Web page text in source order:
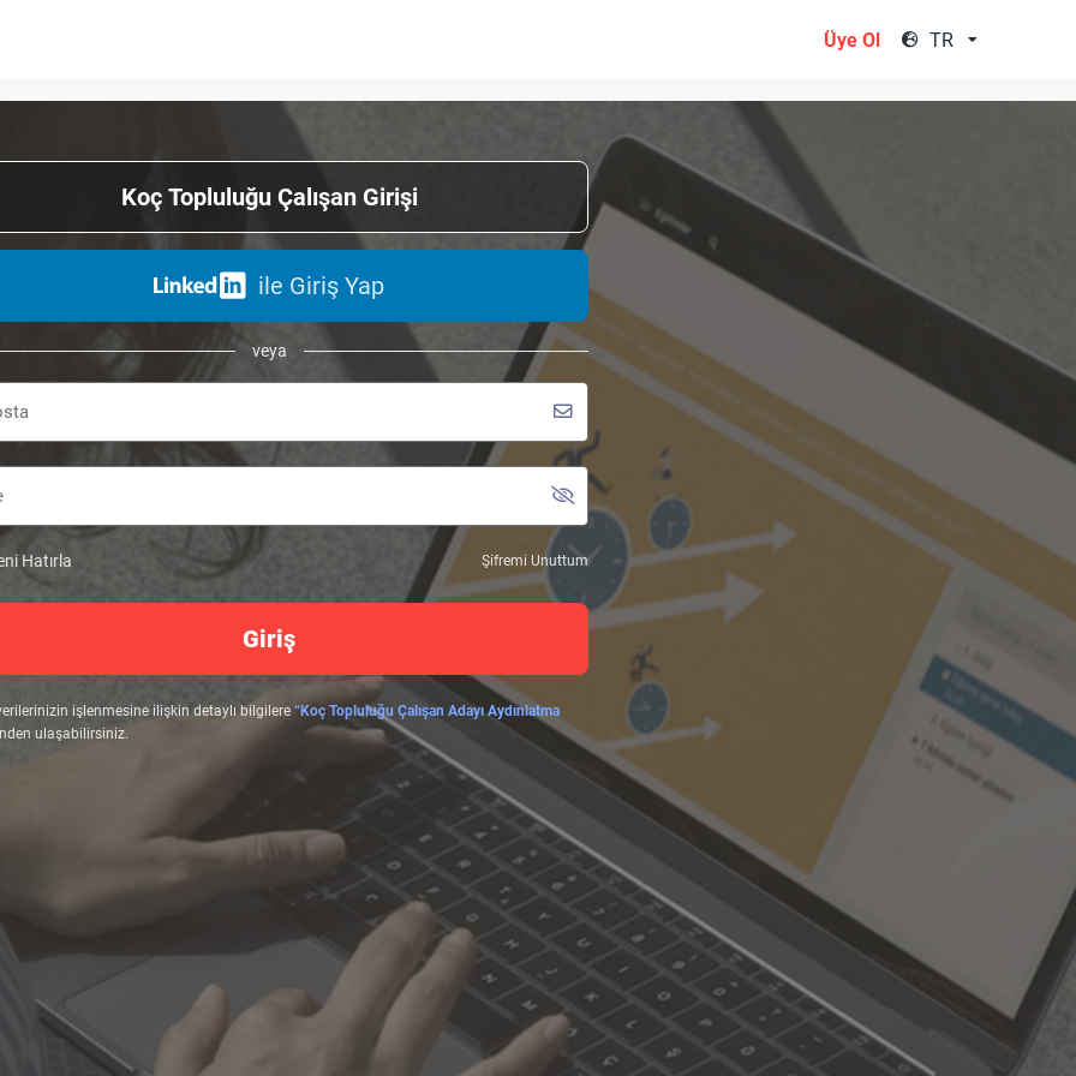
Üye Ol TR
Koç Topluluğu Çalışan Girişi
ile Giriş Yap
veya
Hatırla Şifremi Unuttum
Giriş
işlenmesine ilişkin detaylı bilgilere “Koç Topluluğu Çalışan Adayı Aydınlatma
ulaşabilirsiniz.